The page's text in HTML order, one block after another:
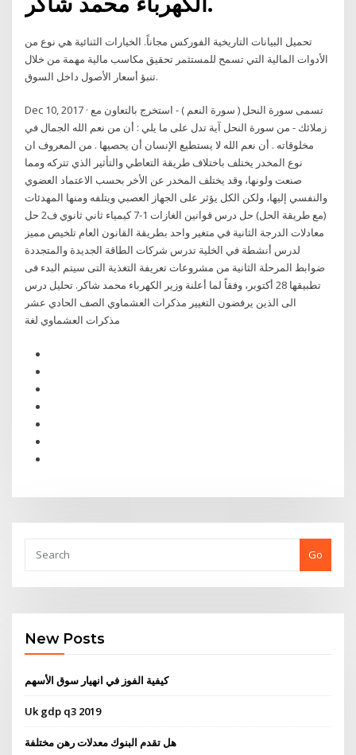
تحميل البيانات التاريخية الفوركس مجاناً. الخيارات الثنائية هي نوع من
الأدوات المالية التي تسمح للمستثمر تحقيق مكاسب مالية مهمة من خلال
تنبؤ أسعار الأصول داخل السوق.
Dec 10, 2017 · تسمى سورة النحل ( سورة النعم ) - استخرج بالتعاون مع
زملائك - من سورة النحل آية تدل على ما يلي : أن من نعم الله الجمال في
مخلوقاته . أن نعم الله لا يستطيع الإنسان أن يحصيها . من المعروف ان
نوع المخدر يختلف باختلاف طريقة التعاطي والتأثير الذي تتركه ومما
صنعت ولونها، وقد يختلف المخدر عن الأخر بحسب الاعتماد العضوي
والنفسي إليها، ولكن الكل يؤثر على الجهاز العصبي ويتلفه ومنها المهدئات
(مع طريقة الحل) حل درس قوانين الغازات 1-7 كيمياء ثاني ثانوي ف2 حل
معادلات الدرجة الثانية في متغير واحد بطريقة القانون العام تلخيص مميز
لدرس أنشطة في الخلية تدرس شركات الطاقة الجديدة والمتجددة
ضوابط المرحلة الثانية من مشروعات تعريفة التغذية التى سيتم البدء فى
تطبيقها 28 أكتوبر، وفقاً لما أعلنة وزير الكهرباء محمد شاكر. تحليل درس
الى الذين يرفضون التغيير مذكرات العشماوي الصف الحادي عشر
مذكرات العشماوي لغة
Go
New Posts
كيفية الفوز في انهيار سوق الأسهم
Uk gdp q3 2019
هل تقدم البنوك معدلات رهن مختلفة